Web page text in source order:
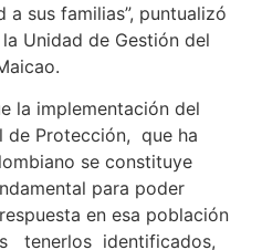
sus familias”, puntualizó
Unidad de Gestión del
la implementación del
de Protección, que ha
se constituye
para poder
en esa población
tenerlos identificados,